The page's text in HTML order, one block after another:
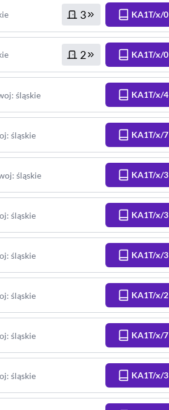
3 KA1T/x/0
2 KA1T/x/0
: śląskie KA1T/x/4
: śląskie KA1T/x/7
: śląskie KA1T/x/3
: śląskie KA1T/x/3
: śląskie KA1T/x/3
: śląskie KA1T/x/2
: śląskie KA1T/x/7
: śląskie KA1T/x/3